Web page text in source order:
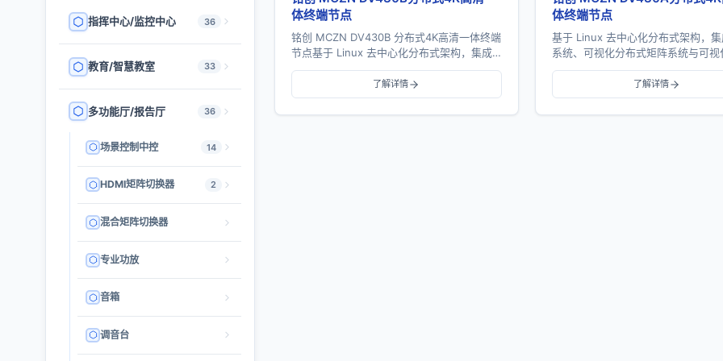
指挥中心/监控中心 36
教育/智慧教室 33
多功能厅/报告厅 36
场景控制中控 14
HDMI矩阵切换器 2
混合矩阵切换器
专业功放
音箱
调音台
体终端节点
铭创 MCZN DV430B 分布式4K高清一体终端
节点基于 Linux 去中心化分布式架构，集成
中控系统、可视化分布式矩阵系统与可视化播
控系统三大核心功能，支...
了解详情
体终端节点
基于 Linux 去中心化分布式架构，
系统、可视化分布式矩阵系统与可视
统，支持 4K 高清输入输出、远程
OSD 字幕、场景预案和多终端...
了解详情